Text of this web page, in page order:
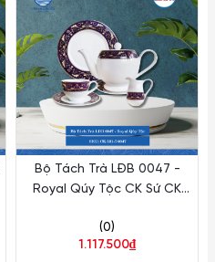
Bộ Tách Trà LĐB 0047 -
Royal Qúy Tộc CK Sứ CK
(0)
1.117.500₫